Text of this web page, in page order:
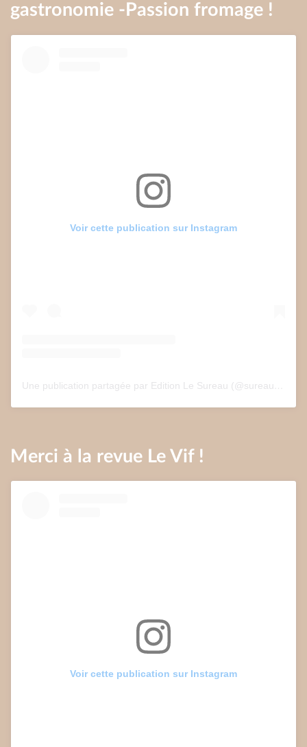
gastronomie -Passion fromage !
Voir cette publication sur Instagram
Merci à la revue Le Vif !
Voir cette publication sur Instagram